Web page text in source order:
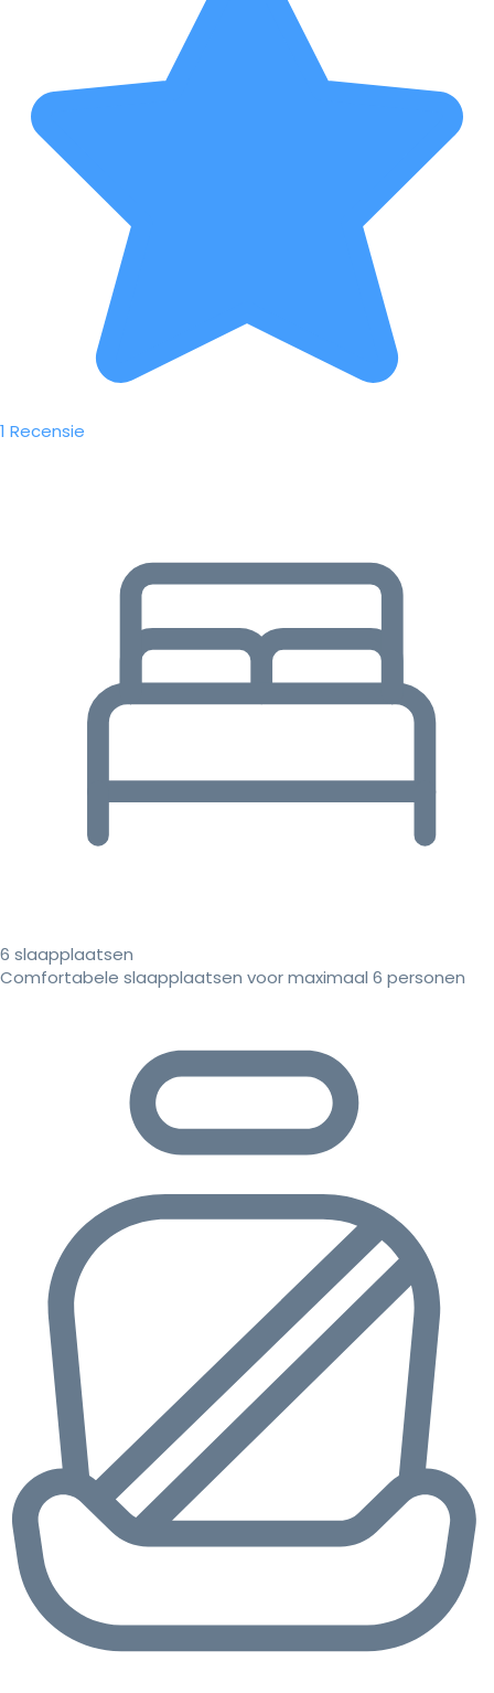
1 Recensie
6 slaapplaatsen
Comfortabele slaapplaatsen voor maximaal 6 personen